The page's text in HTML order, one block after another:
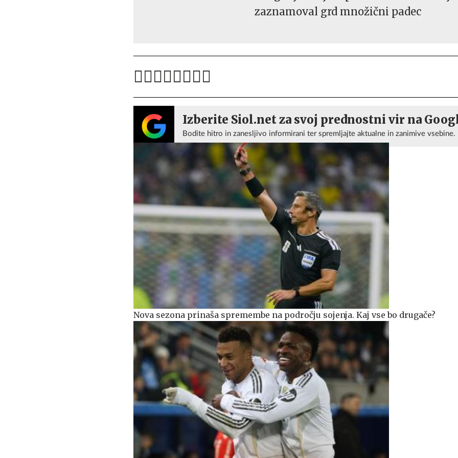
zaznamoval grd množični padec
Izberite Siol.net za svoj prednostni vir na
Bodite hitro in zanesljivo informirani ter spremljajte aktualne in zanimive vsebine.
Nova sezona prinaša spremembe na področju sojenja. Kaj vse bo drugače?